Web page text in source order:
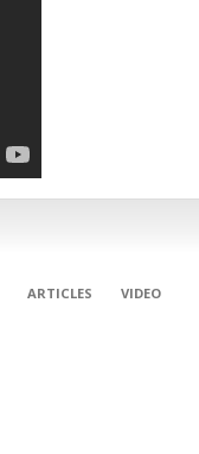
ARTICLES
VIDEO